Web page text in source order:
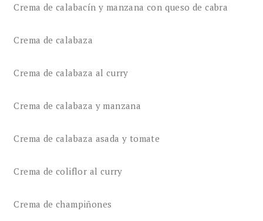
Crema de calabacín y manzana con queso de cabra
Crema de calabaza
Crema de calabaza al curry
Crema de calabaza y manzana
Crema de calabaza asada y tomate
Crema de coliflor al curry
Crema de champiñones